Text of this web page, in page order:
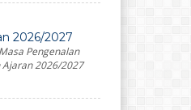
2026/2027
Pengenalan
Ajaran 2026/2027